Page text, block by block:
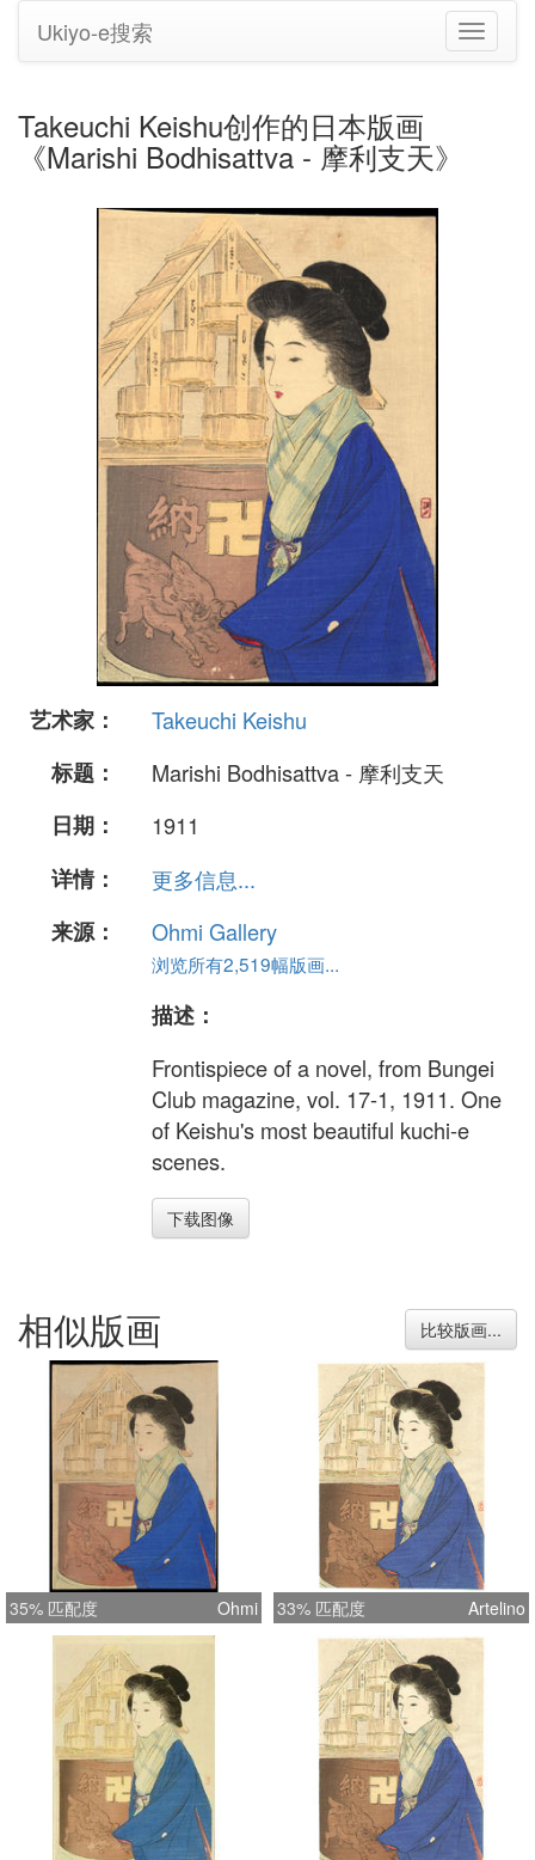
切
换
Ukiyo-e搜索
Takeuchi Keishu创作的日本版画
《Marishi Bodhisattva - 摩利支天》
艺术家：
Takeuchi Keishu
标题：
Marishi Bodhisattva - 摩利支天
日期：
1911
详情：
更多信息...
来源：
Ohmi Gallery
浏览所有2,519幅版画...
描述：
Frontispiece of a novel, from Bungei
Club magazine, vol. 17-1, 1911. One
of Keishu's most beautiful kuchi-e
scenes.
下载图像
相似版画 比较版画...
35% 匹配度 Ohmi 33% 匹配度 Artelino